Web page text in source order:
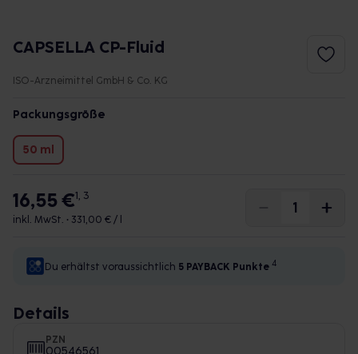
CAPSELLA CP-Fluid
ISO-Arzneimittel GmbH & Co. KG
Packungsgröße
50 ml
16,55 €1, 3
inkl. MwSt. • 331,00 € / l
Du erhältst voraussichtlich 5 PAYBACK Punkte 4
Details
PZN
00546561